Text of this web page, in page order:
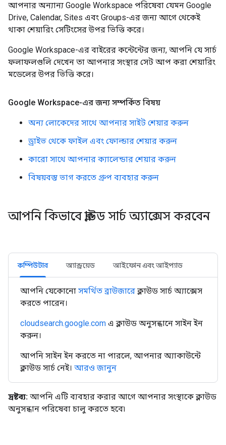
আপনার অন্যান্য Google Workspace পরিষেবা যেমন Google
Drive, Calendar, Sites এবং Groups-এর জন্য আগে থেকেই
থাকা শেয়ারিং সেটিংসের উপর ভিত্তি করে।
Google Workspace-এর বাইরের কন্টেন্টের জন্য, আপনি যে সার্চ
ফলাফলগুলি দেখেন তা আপনার সংস্থার সেট আপ করা শেয়ারিং
মডেলের উপর ভিত্তি করে।
Google Workspace-এর জন্য সম্পর্কিত বিষয়
অন্য লোকেদের সাথে আপনার সাইট শেয়ার করুন
ড্রাইভ থেকে ফাইল এবং ফোল্ডার শেয়ার করুন
কারো সাথে আপনার ক্যালেন্ডার শেয়ার করুন
বিষয়বস্তু ভাগ করতে গ্রুপ ব্যবহার করুন
আপনি কিভাবে ক্লাউড সার্চ অ্যাক্সেস করবেন
কম্পিউটার অ্যান্ড্রয়েড আইফোন এবং আইপ্যাড
আপনি যেকোনো সমর্থিত ব্রাউজারেক্লাউড সার্চ অ্যাক্সেস
করতে পারেন।
cloudsearch.google.com এ ক্লাউড অনুসন্ধানে সাইন ইন
করুন।
আপনি সাইন ইন করতে না পারলে, আপনার অ্যাকাউন্টে
ক্লাউড সার্চ নেই। আরও জানুন
দ্রষ্টব্য: আপনি এটি ব্যবহার করার আগে আপনার সংস্থাকে ক্লাউড
অনুসন্ধান পরিষেবা চালু করতে হবে৷